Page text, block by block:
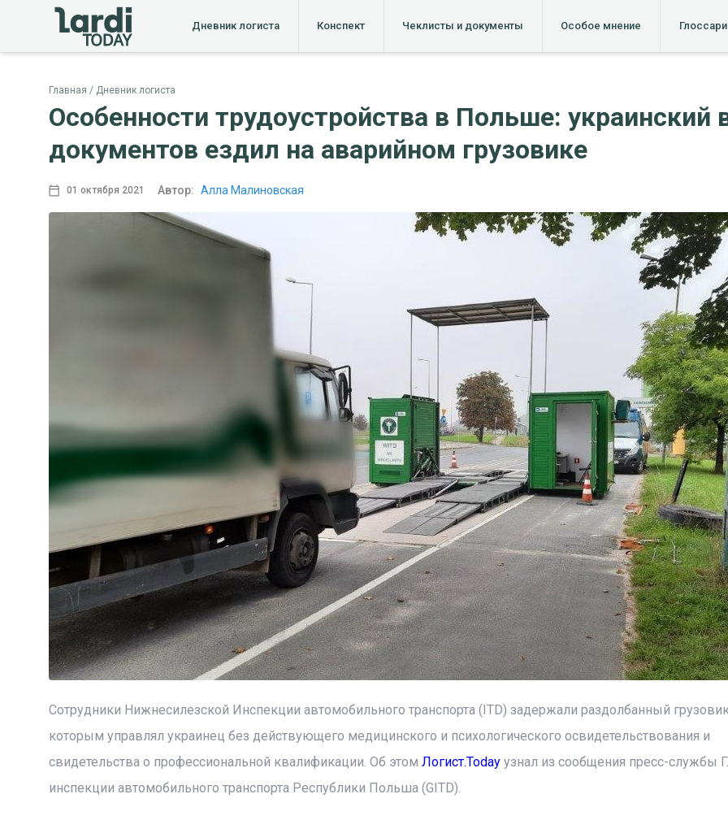
Дневник логиста Конспект Чеклисты и документы Особое мнение
Главная Дневник логиста
Особенности трудоустройства в Польше: украинский
документов ездил на аварийном грузовике
01 октября 2021 Автор: Алла Малиновская
Сотрудники Нижнесилезской Инспекции автомобильного транспорта (ITD) задержали раздолбанный
которым управлял украинец без действующего медицинского и психологического освидетельствования и
свидетельства о профессиональной квалификации. Об этом Логист.Todayузнал из сообщения пресс-службы
инспекции автомобильного транспорта Республики Польша (GITD).